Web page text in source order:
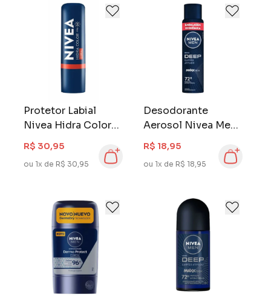
Protetor Labial
Nivea Hidra Color
FPS 30 4,8 gr Coral
R$ 30,95
ou 1x de R$ 30,95
Desodorante
Aerosol Nivea Men
200 ml Deep
Carvão Ativado
R$ 18,95
ou 1x de R$ 18,95